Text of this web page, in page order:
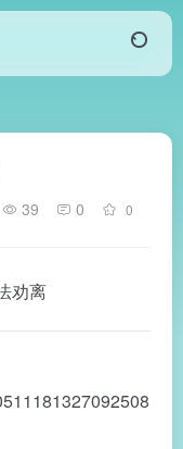
39 0 0
劝离